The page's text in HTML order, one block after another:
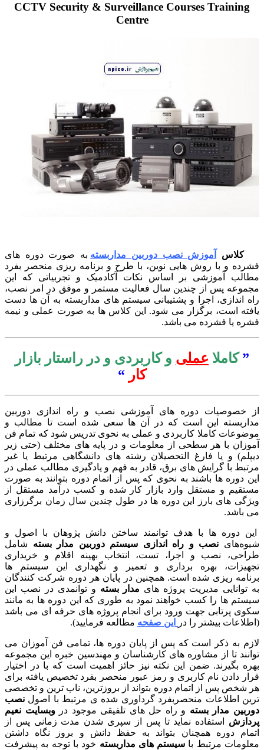
CCTV Security & Surveillance Courses Training
Centre
کلاسآموزش نصب دوربین مداربستهبه صورت دوره های
و با روش هایی نوین، با طرح و برنامه ریزی منحصر بفرد
آموزشی بر اساس نکات آکادمیک و تجربیاتی که این
پس از چندین سال فعالیت مستمر و موفق در امر نصب،
اندازی، اجرا و پشتیبانی سیستم های مداربسته به آن ها دست
است، برگزار می شود. این کلاس ها به صورت عملی و نیمه
یا فشرده می باشد.
کاملاعملیو کاربردی و در راستار بازار
کار “
خصوصیات دوره های آموزشی نصب و راه اندازی دوربین
این است که در آن ها سعی شده است تا مطالب و
کاملا کاربردی و عملی به نحوی تدریس شود که تمام فن
با هر سطحی از معلومات و در پایه های مختلف (حتی زیر
و یا فارغ التحصیلان رشته های دانشگاهی مرتبط یا غیر
با گرایش های برق، قادر به فهم و یادگیری مطالب عملی در
دوره ها باشند به نحوی که پس از اتمام دوره بتوانند به صورت
و مستقل وارد بازار کار شده و کسب درآمد مستقل از
های بارز این دوره ها در طول چندین سال زمان برگرزاری
باشد.
دوره ها با هدف توانمند ساختن دانش پژوهان با اصول و
نصب و راه اندازی سیستم دوربین مدار بستهشامل
نصب و اجرا، تست، انتخاب بهینه اقلام و خریداری
بهره برداری و تعمیر و نگهداری این سیستم ها
ریزی شده است. همچنین در پایان هر دوره شرکت کنندگان
توانایی مدیریت پروژه هایمدار بستهو توانمدی در نصب این
ها را کسب خواهند نمود به طوری که این دوره ها به مانند
پرتابی جهت ورود برای انجام پروژه های حرفه ای می باشد
بیشتر را در
این صفحهمطالعه فرمایید).
به ذکر است که پس از پایان دوره ها، تمامی فن آموزان می
تا از مشاوره های کارشناسان و مهندسین خبره این مجموعه
بگیرند. ضمن این نکته نیز حائز اهمیت است که با در اختیار
دادن نام کاربری و رمز عبور منحصر بفرد تخصیص یافته برای
شخص پس از اتمام دوره بتواند از بروزترین، ناب ترین و تخصصی
اطلاعات منحصربفرد گرداوری شده ی مرتبط با اصولنصب
مدار بستهو راه حل های تلفیقی موجود دروبسایت نعیم
استفاده نماید تا پس از سپری شدن مدت زمانی پس از
دوره همچنان بتواند به حفظ دانش و بروز نگاه داشتن
مرتبط با سیستم های مداربستهخود با توجه به پیشرفت